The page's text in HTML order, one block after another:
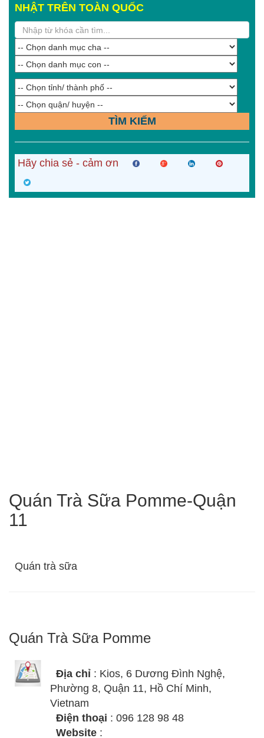
NHẬT TRÊN TOÀN QUỐC
TÌM KIẾM
Hãy chia sẻ - cảm ơn
Quán Trà Sữa Pomme-Quận
11
Quán trà sữa
Quán Trà Sữa Pomme
Địa chỉ : Kios, 6 Dương Đình Nghệ,
Phường 8, Quận 11, Hồ Chí Minh,
Vietnam
Điện thoại : 096 128 98 48
Website :